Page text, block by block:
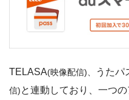
TELASA(映像配信)、 うたパ
信)と連動しており、一つ